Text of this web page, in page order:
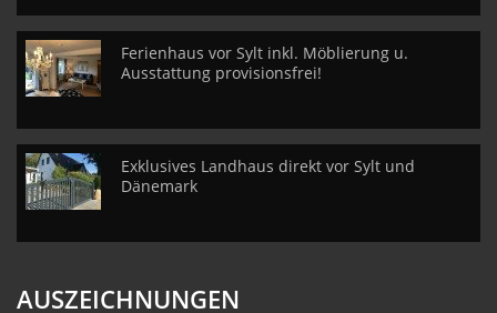
Ferienhaus vor Sylt inkl. Möblierung u.
Ausstattung provisionsfrei!
Exklusives Landhaus direkt vor Sylt und
Dänemark
AUSZEICHNUNGEN